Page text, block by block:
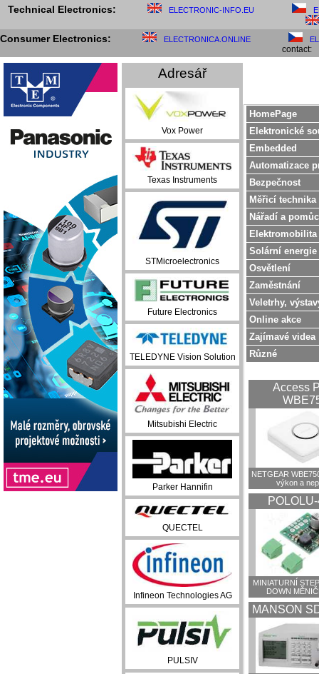
Technical Electronics: ELECTRONIC-INFO.EU
Consumer Electronics: ELECTRONICA.ONLINE
contact:
Adresář
Vox Power
Texas Instruments
STMicroelectronics
Future Electronics
TELEDYNE Vision Solution
Mitsubishi Electric
Parker Hannifin
QUECTEL
Infineon Technologies AG
PULSIV
HomePage
Elektronické
Embedded
Automatizace
Bezpečnost
Měřicí technika
Nářadí a
Elektromobilita
Solární energie
Osvětlení
Zaměstnání
Veletrhy,
Online akce
Zajímavé videa
Různé
Access
NETGEAR
výkon a
MINIATURNÍ
DOWN
MANSON